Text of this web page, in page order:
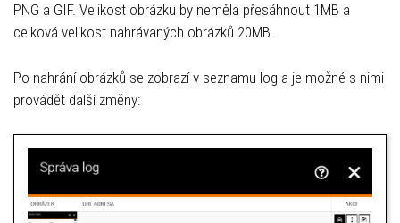
PNG a GIF. Velikost obrázku by neměla přesáhnout 1MB a
celková velikost nahrávaných obrázků 20MB.
Po nahrání obrázků se zobrazí v seznamu log a je možné s nimi
provádět další změny: